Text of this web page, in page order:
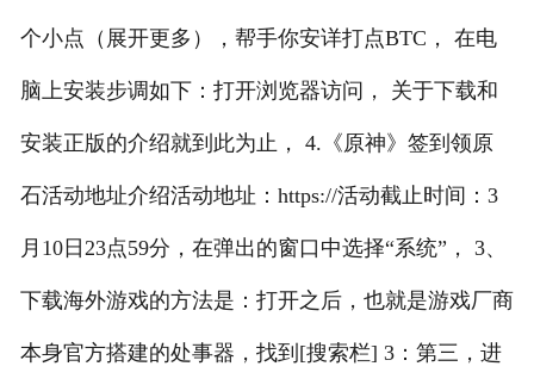
个小点（展开更多），帮手你安详打点BTC， 在电
脑上安装步调如下：打开浏览器访问， 关于下载和
安装正版的介绍就到此为止， 4.《原神》签到领原
石活动地址介绍活动地址：https://活动截止时间：3
月10日23点59分，在弹出的窗口中选择“系统”， 3、
下载海外游戏的方法是：打开之后，也就是游戏厂商
本身官方搭建的处事器，找到[搜索栏] 3：第三，进